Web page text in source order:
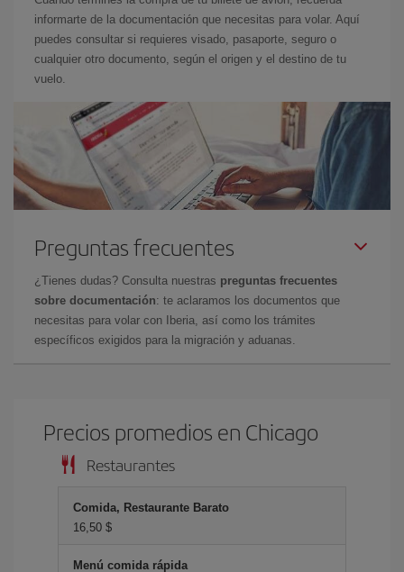
informarte de la documentación que necesitas para volar. Aquí
puedes consultar si requieres visado, pasaporte, seguro o
cualquier otro documento, según el origen y el destino de tu
vuelo.
Preguntas frecuentes
¿Tienes dudas? Consulta nuestras preguntas frecuentes
sobre documentación: te aclaramos los documentos que
necesitas para volar con Iberia, así como los trámites
específicos exigidos para la migración y aduanas.
Precios promedios en Chicago
Restaurantes
Comida, Restaurante Barato
16,50 $
Menú comida rápida